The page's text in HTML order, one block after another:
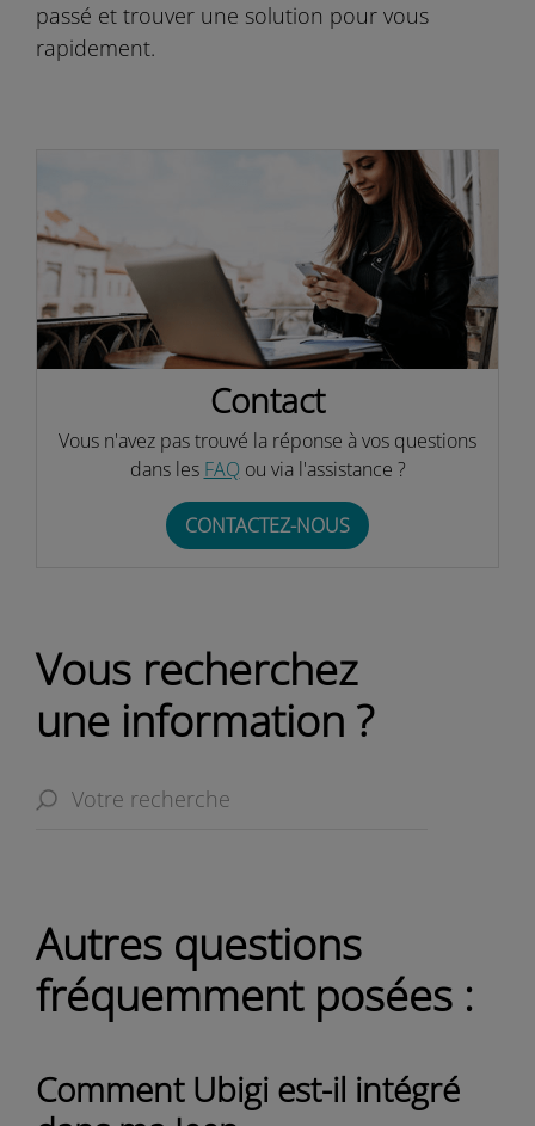
passé et trouver une solution pour vous
rapidement.
Contact
Vous n'avez pas trouvé la réponse à vos questions
dans les FAQ ou via l'assistance ?
CONTACTEZ-NOUS
Vous recherchez
une information ?
Autres questions
fréquemment posées :
Comment Ubigi est-il intégré